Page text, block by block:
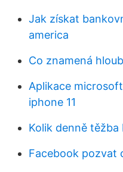
Jak získat
america
Co znamená
Aplikace
iphone 11
Kolik denně těžba
Facebook pozvat